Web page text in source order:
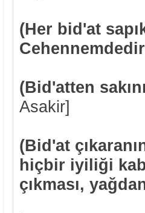
(Her bid'at
(Bid'atten
Asakir]
(Bid'at
hiçbir iyiliği
çıkması,